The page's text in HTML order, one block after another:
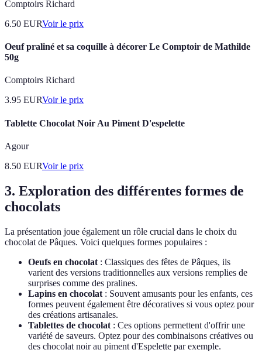
Comptoirs Richard
6.50 EURVoir le prix
Oeuf praliné et sa coquille à décorer Le Comptoir de Mathilde
50g
Comptoirs Richard
3.95 EURVoir le prix
Tablette Chocolat Noir Au Piment D'espelette
Agour
8.50 EURVoir le prix
3. Exploration des différentes formes de
chocolats
La présentation joue également un rôle crucial dans le choix du
chocolat de Pâques. Voici quelques formes populaires :
Oeufs en chocolat : Classiques des fêtes de Pâques, ils
varient des versions traditionnelles aux versions remplies de
surprises comme des pralines.
Lapins en chocolat : Souvent amusants pour les enfants, ces
formes peuvent également être décoratives si vous optez pour
des créations artisanales.
Tablettes de chocolat : Ces options permettent d'offrir une
variété de saveurs. Optez pour des combinaisons créatives ou
des chocolat noir au piment d'Espelette par exemple.